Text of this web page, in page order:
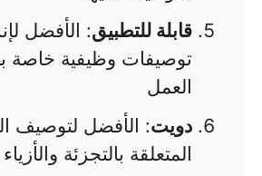
قابلة للتطبيق: الأفضل
توصيفات وظيفية خاصة
العمل
دويت: الأفضل لتوصيف
المتعلقة بالتجزئة